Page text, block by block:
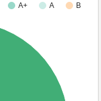
A+ A
B